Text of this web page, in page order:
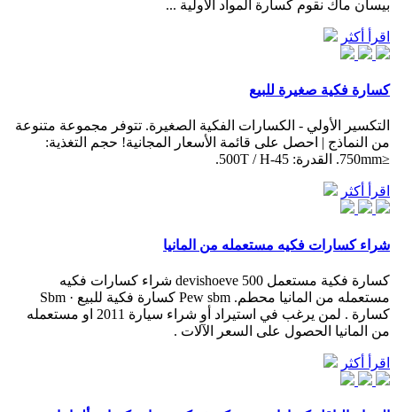
بيسان ماك نقوم كسارة المواد الأولية ...
اقرأ أكثر
كسارة فكية صغيرة للبيع
التكسير الأولي - الكسارات الفكية الصغيرة. تتوفر مجموعة متنوعة
من النماذج | احصل على قائمة الأسعار المجانية! حجم التغذية:
≤750mm. القدرة: 45-500T / H.
اقرأ أكثر
شراء كسارات فكيه مستعمله من المانيا
كسارة فكية مستعمل 500 devishoeve شراء كسارات فكيه
مستعمله من المانيا محطم. Pew sbm كسارة فكية للبيع · Sbm
كسارة . لمن يرغب في استيراد أو شراء سيارة 2011 او مستعمله
من المانيا الحصول على السعر الآلات .
اقرأ أكثر